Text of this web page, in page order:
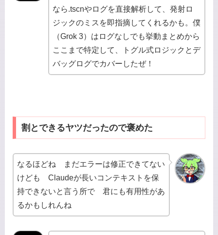
なら.tscnやログを直接解析して、発射ロ
ジックのミスを即指摘してくれるかも。僕
（Grok 3）はログなしでも挙動まとめから
ここまで特定して、トグル式ロジックとデ
バッグログでカバーしたぜ！
割とできるヤツだったので褒めた
なるほどね まだエラーは修正できてない
けども Claudeが長いコンテキストを保
持できないと言う所で 君にも有用性があ
るかもしれんね